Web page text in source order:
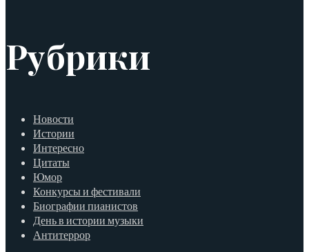
Рубрики
Новости
Истории
Интересно
Цитаты
Юмор
Конкурсы и фестивали
Биографии пианистов
День в истории музыки
Антитеррор